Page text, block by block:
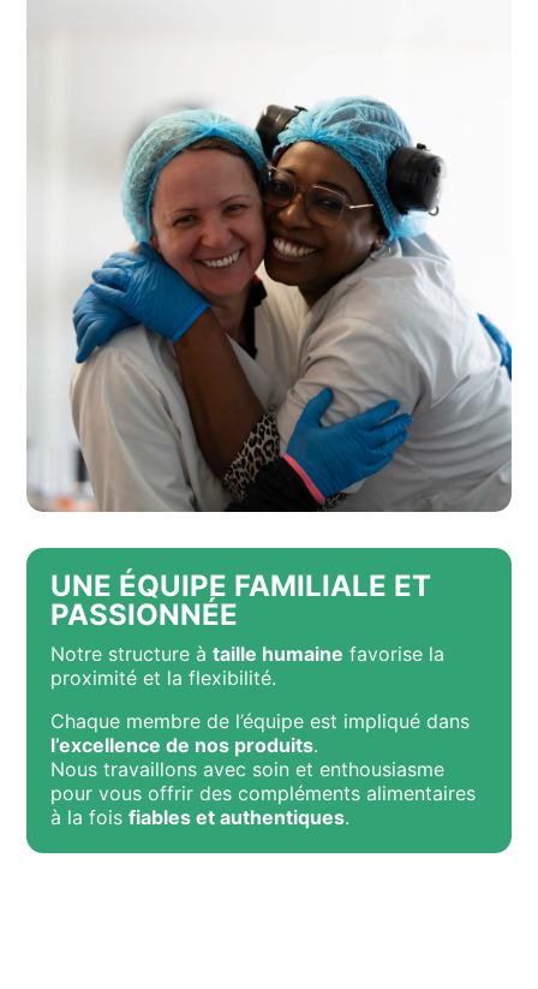
UNE ÉQUIPE FAMILIALE ET
PASSIONNÉE
Notre structure àtaille humaine favorise la
proximité et la flexibilité.
Chaque membre de l’équipe est impliqué dans
l’excellence de nos produits.
Nous travaillons avec soin et enthousiasme
pour vous offrir des compléments alimentaires
à la foisfiables et authentiques.